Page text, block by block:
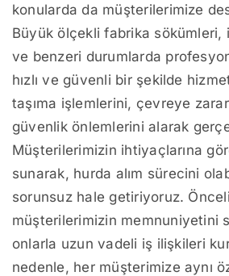
konularda da müşterilerimize
Büyük ölçekli fabrika sökümleri,
ve benzeri durumlarda
hızlı ve güvenli bir şekilde
taşıma işlemlerini, çevreye
güvenlik önlemlerini alarak
Müşterilerimizin ihtiyaçlarına
sunarak, hurda alım sürecini
sorunsuz hale getiriyoruz.
müşterilerimizin memnuniyetini
onlarla uzun vadeli iş ilişkileri
nedenle, her müşterimize aynı